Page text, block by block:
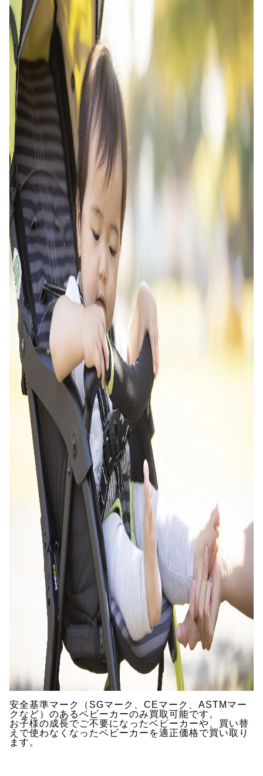
安全基準マーク（SGマーク、CEマーク、ASTMマー
クなど）のあるベビーカーのみ買取可能です。
お子様の成長でご不要になったベビーカーや、買い替
えで使わなくなったベビーカーを適正価格で買い取り
ます。